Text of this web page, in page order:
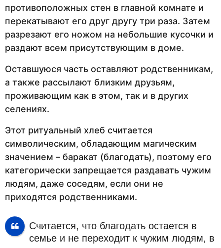
противоположных стен в главной комнате и
перекатывают его друг другу три раза. Затем
разрезают его ножом на небольшие кусочки и
раздают всем присутствующим в доме.
Оставшуюся часть оставляют родственникам,
а также рассылают близким друзьям,
проживающим как в этом, так и в других
селениях.
Этот ритуальный хлеб считается
символическим, обладающим магическим
значением – баракат (благодать), поэтому его
категорически запрещается раздавать чужим
людям, даже соседям, если они не
приходятся родственниками.
Считается, что благодать остается в
семье и не переходит к чужим людям, в